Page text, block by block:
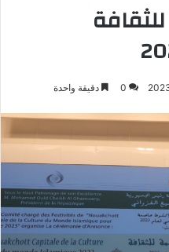
0 دقيقة واحدة